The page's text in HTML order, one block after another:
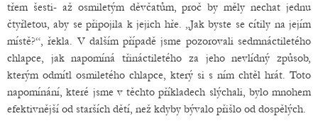
třem šesti- až osmiletým děvčatům, proč by měly nechat jednu
čtyřletou, aby se připojila k jejich hře. „Jak byste se cítily na jejím
místě?“, řekla. V dalším případě jsme pozorovali sedmnáctiletého
chlapce, jak napomíná třináctiletého za jeho nevlídný způsob,
kterým odmítl osmiletého chlapce, který si s ním chtěl hrát. Toto
napomínání, které jsme v těchto příkladech slýchali, bylo mnohem
efektivnější od starších dětí, než kdyby bývalo přišlo od dospělých.